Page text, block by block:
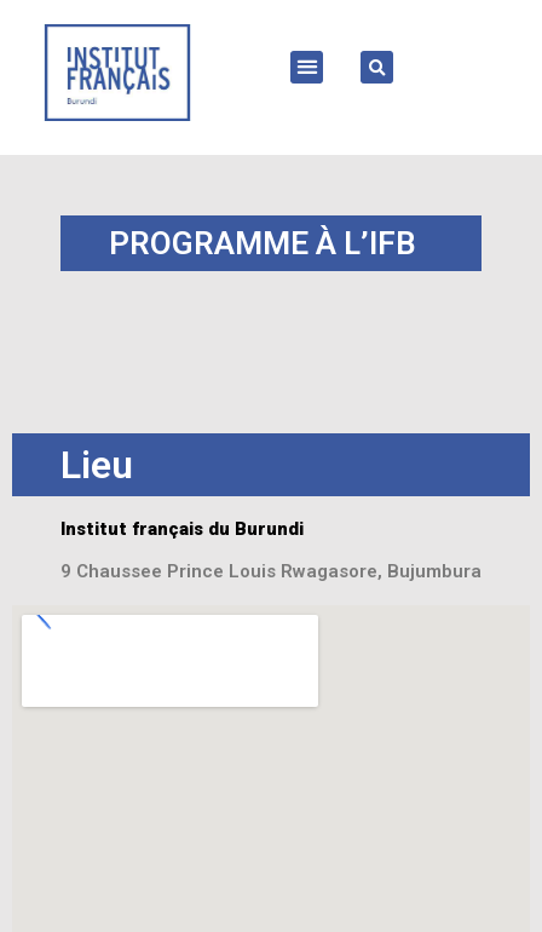
PROGRAMME À L’IFB
Lieu
Institut français du Burundi
9 Chaussee Prince Louis Rwagasore, Bujumbura